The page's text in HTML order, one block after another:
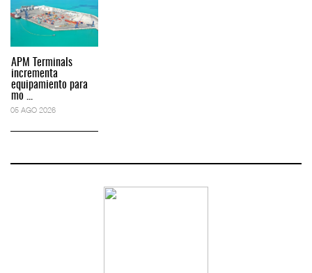
APM Terminals
incrementa
equipamiento para
mo ...
05 AGO 2026